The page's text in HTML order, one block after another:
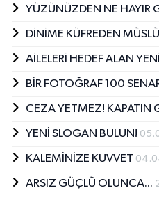
YÜZÜNÜZDEN NE HAYIR
DİNİME KÜFREDEN
AİLELERİ HEDEF ALAN
BİR FOTOĞRAF 100
CEZA YETMEZ! KAPATIN
YENİ SLOGAN BULUN!
KALEMİNİZE KUVVET
ARSIZ GÜÇLÜ OLUNCA...